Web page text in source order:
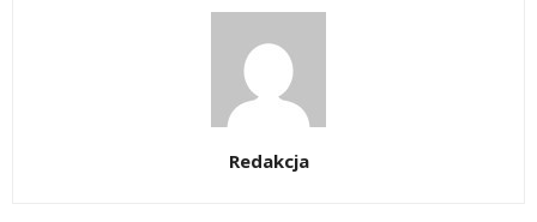
Redakcja